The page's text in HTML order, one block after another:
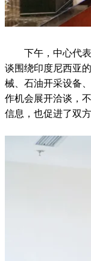
下午，中心代
谈围绕印度尼西亚
械、石油开采设备
作机会展开洽谈，
信息，也促进了双